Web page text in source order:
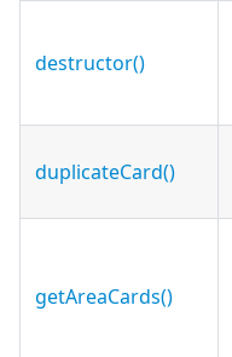
destructor()
duplicateCard()
getAreaCards()